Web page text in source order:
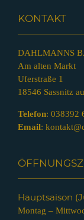
KONTAKT
DAHLMANNS
Am alten Markt
Uferstraße 1
18546 Sassnitz
Telefon: 038392
Email:
Hauptsaison
Montag –